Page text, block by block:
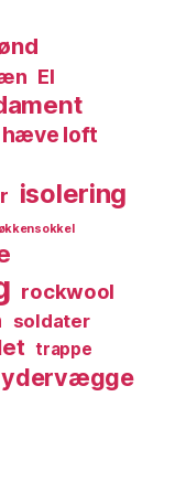
El
hæve loft
isolering
rockwool
soldater
trappe
ydervægge